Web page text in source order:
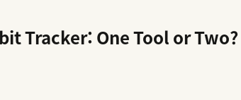
Tracker: One Tool or Two?